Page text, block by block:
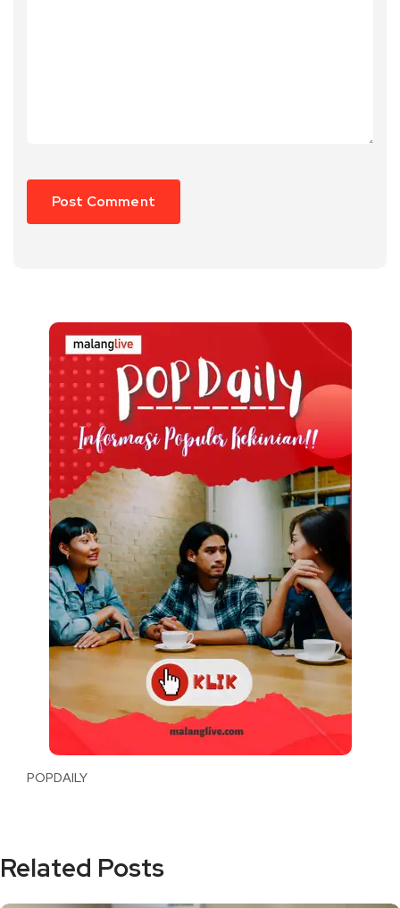
POPDAILY
Related Posts